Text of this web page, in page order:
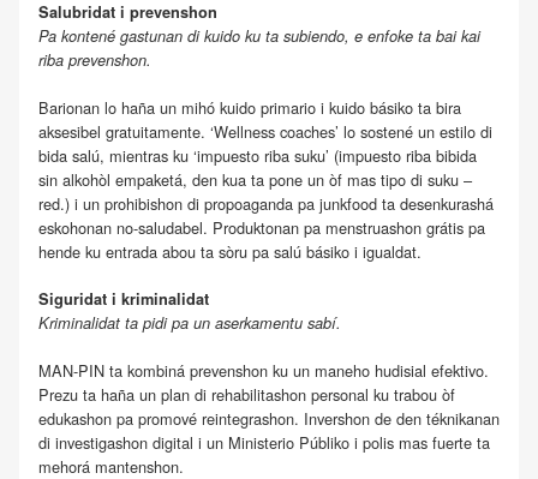
Salubridat i prevenshon
Pa kontené gastunan di kuido ku ta subiendo, e enfoke ta bai kai
riba prevenshon.
Barionan lo haña un mihó kuido primario i kuido básiko ta bira
aksesibel gratuitamente. ‘Wellness coaches’ lo sostené un estilo di
bida salú, mientras ku ‘impuesto riba suku’ (impuesto riba bibida
sin alkohòl empaketá, den kua ta pone un òf mas tipo di suku –
red.) i un prohibishon di propoaganda pa junkfood ta desenkurashá
eskohonan no-saludabel. Produktonan pa menstruashon grátis pa
hende ku entrada abou ta sòru pa salú básiko i igualdat.
Siguridat i kriminalidat
Kriminalidat ta pidi pa un aserkamentu sabí.
MAN-PIN ta kombiná prevenshon ku un maneho hudisial efektivo.
Prezu ta haña un plan di rehabilitashon personal ku trabou òf
edukashon pa promové reintegrashon. Invershon de den téknikanan
di investigashon digital i un Ministerio Públiko i polis mas fuerte ta
mehorá mantenshon.